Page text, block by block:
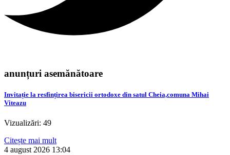
anunțuri asemănătoare
Invitație la resfințirea bisericii ortodoxe din satul Cheia,comuna Mihai
Viteazu
Vizualizări: 49
Citește mai mult
4 august 2026 13:04